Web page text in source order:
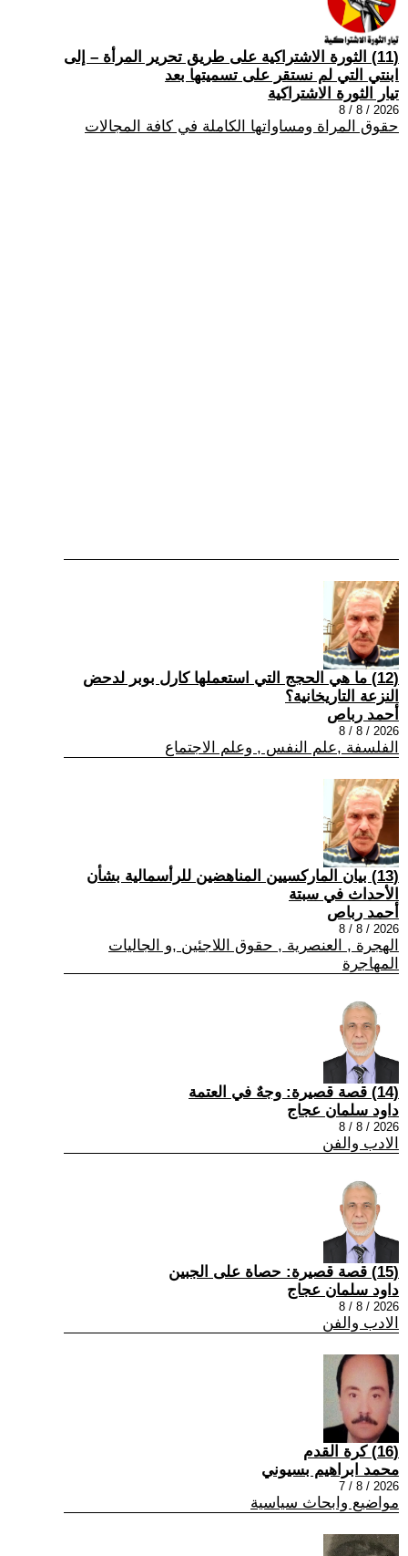
(11) الثورة الاشتراكية على طريق تحرير المرأة – إلى
ابنتي التي لم نستقر على تسميتها بعد
تيار الثورة الاشتراكية
2026 / 8 / 8
حقوق المراة ومساواتها الكاملة في كافة المجالات
(12) ما هي الحجج التي استعملها كارل بوبر لدحض
النزعة التاريخانية؟
أحمد رباص
2026 / 8 / 8
الفلسفة ,علم النفس , وعلم الاجتماع
(13) بيان الماركسيين المناهضين للرأسمالية بشأن
الأحداث في سبتة
أحمد رباص
2026 / 8 / 8
الهجرة , العنصرية , حقوق اللاجئين ,و الجاليات
المهاجرة
(14) قصة قصيرة: وجهٌ في العتمة
داود سلمان عجاج
2026 / 8 / 8
الادب والفن
(15) قصة قصيرة: حصاة على الجبين
داود سلمان عجاج
2026 / 8 / 8
الادب والفن
(16) كرة القدم
محمد ابراهيم بسيوني
2026 / 8 / 7
مواضيع وابحاث سياسية